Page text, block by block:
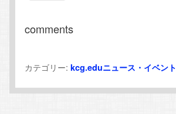
comments
カテゴリー:kcg.eduニュース・イベント